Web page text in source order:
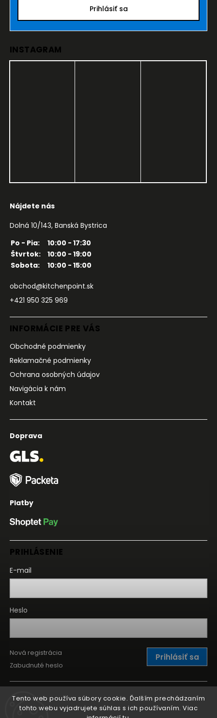
Tento web používa súbory cookie. Ďalším prechádzaním
tohto webu vyjadrujete súhlas s ich používaním. Viac
Prihlásiť sa
INSTAGRAM
Nájdete nás
Dolná 10/143, Banská Bystrica
Po - Pia:
10:00 - 17:30
Štvrtok:
10:00 - 19:00
Sobota:
10:00 - 15:00
obchod@kitchenpoint.sk
+421 950 325 969
INFORMÁCIE PRE VÁS
Obchodné podmienky
Reklamačné podmienky
Ochrana osobných údajov
Navigácia k nám
Kontakt
Doprava
Platby
PRIHLÁSENIE
E-mail
Heslo
Prihlásiť sa
Nová registrácia
Zabudnuté heslo